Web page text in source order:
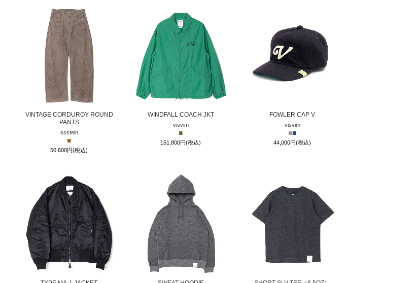
VINTAGE CORDUROY ROUND
PANTS
ssstein
■
50,600円(税込)
WINDFALL COACH JKT
visvim
■
151,800円(税込)
FOWLER CAP V
visvim
■■
44,000円(税込)